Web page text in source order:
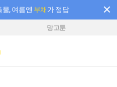
, 여름엔 부채가 정답
업하세요! 새로워진 AI 부스터 요금제
망고툰